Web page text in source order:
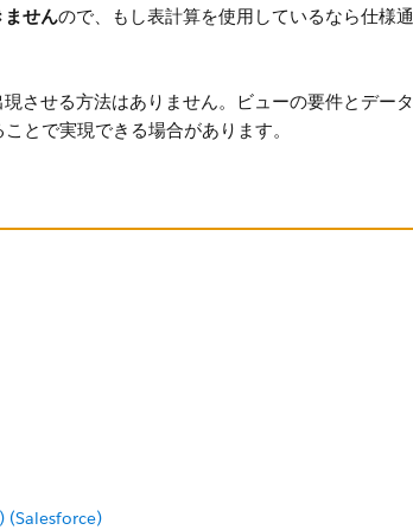
ませんので、もし表計算を使用しているなら仕様通
させる方法はありません。ビューの要件とデータ
とで実現できる場合があります。
(Salesforce)